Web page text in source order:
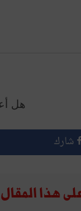
هل
شارك
هذا المقال